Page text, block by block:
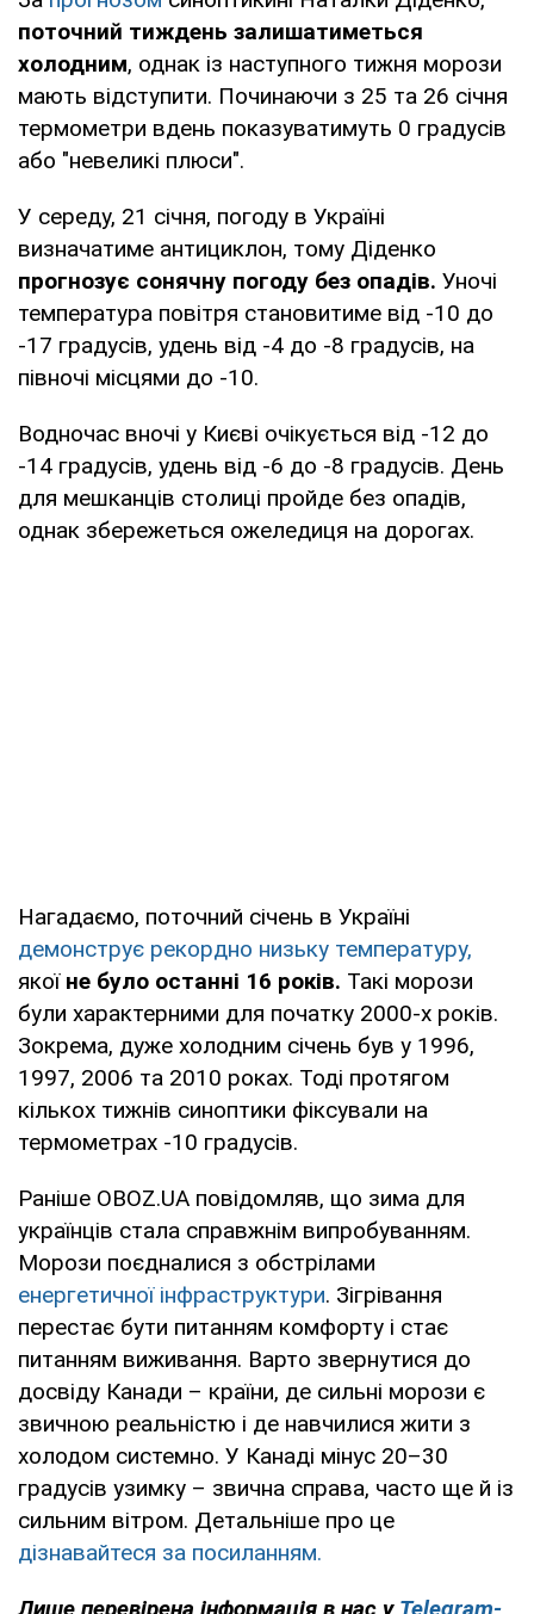
поточний тиждень залишатиметься
холодним, однак із наступного тижня морози
мають відступити. Починаючи з 25 та 26 січня
термометри вдень показуватимуть 0 градусів
або "невеликі плюси".
У середу, 21 січня, погоду в Україні
визначатиме антициклон, тому Діденко
прогнозує сонячну погоду без опадів. Уночі
температура повітря становитиме від -10 до
-17 градусів, удень від -4 до -8 градусів, на
півночі місцями до -10.
Водночас вночі у Києві очікується від -12 до
-14 градусів, удень від -6 до -8 градусів. День
для мешканців столиці пройде без опадів,
однак збережеться ожеледиця на дорогах.
Нагадаємо, поточний січень в Україні
демонструє рекордно низьку температуру,
якої не було останні 16 років. Такі морози
були характерними для початку 2000-х років.
Зокрема, дуже холодним січень був у 1996,
1997, 2006 та 2010 роках. Тоді протягом
кількох тижнів синоптики фіксували на
термометрах -10 градусів.
Раніше OBOZ.UA повідомляв, що зима для
українців стала справжнім випробуванням.
Морози поєдналися з обстрілами
енергетичної інфраструктури. Зігрівання
перестає бути питанням комфорту і стає
питанням виживання. Варто звернутися до
досвіду Канади – країни, де сильні морози є
звичною реальністю і де навчилися жити з
холодом системно. У Канаді мінус 20–30
градусів узимку – звична справа, часто ще й із
сильним вітром. Детальніше про це
дізнавайтеся за посиланням.
Лише перевірена інформація в нас у Telegram-